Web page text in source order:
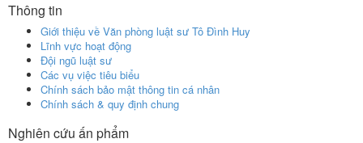
Thông tin
Giới thiệu về Văn phòng luật sư Tô Đình Huy
Lĩnh vực hoạt động
Đội ngũ luật sư
Các vụ việc tiêu biểu
Chính sách bảo mật thông tin cá nhân
Chính sách & quy định chung
Nghiên cứu ấn phẩm